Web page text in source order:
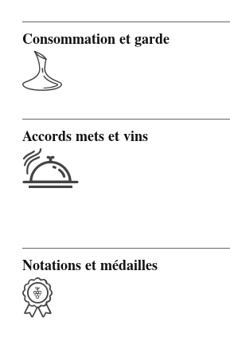
Consommation et garde
Accords mets et vins
Notations et médailles